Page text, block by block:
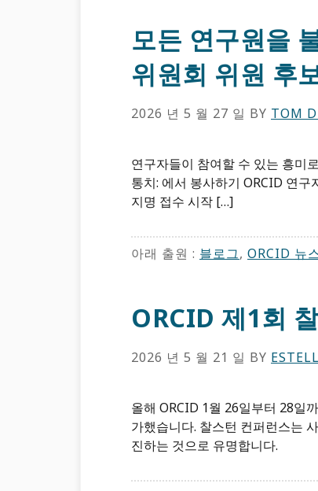
모든 연구원을
위원회 위원 후
2026 년 5 월 27 일 BY TOM
연구자들이 참여할 수 있는 흥미
통치: 에서 봉사하기 ORCID 연구
지명 접수 시작 […]
아래 출원 : 블로그, ORCID ​뉴
ORCID 제1회
2026 년 5 월 21 일 BY
올해 ORCID 1월 26일부터 28일
가했습니다. 찰스턴 컨퍼런스는
진하는 것으로 유명합니다.